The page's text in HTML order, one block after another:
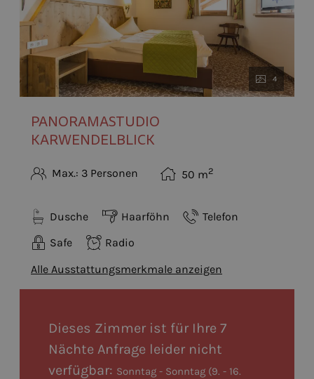
4
PANORAMASTUDIO
KARWENDELBLICK
Max.: 3 Personen 50 m2
Dusche Haarföhn
Telefon
Safe
Radio
Alle Ausstattungsmerkmale anzeigen
Dieses Zimmer ist für Ihre 7
Nächte Anfrage leider nicht
verfügbar: Sonntag - Sonntag (9. - 16.